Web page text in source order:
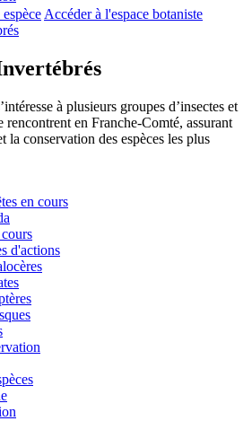
Accéder à l'espace botaniste
à plusieurs groupes d’insectes et
rencontrent en Franche-Comté, assurant
la conservation des espèces les plus
en cours
d'actions